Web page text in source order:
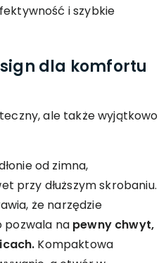
i szybkie
dla komfortu
ale także wyjątkowo
od zimna,
przy dłuższym skrobaniu.
że narzędzie
pozwala na pewny chwyt,
Kompaktowa